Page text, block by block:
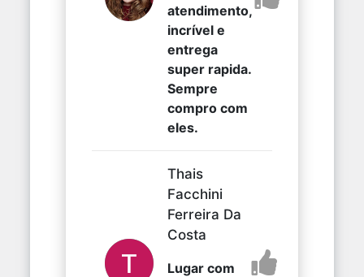
atendimento,
incrível e
entrega
super rapida.
Sempre
compro com
eles.
Thais
Facchini
Ferreira Da
Costa
Lugar com